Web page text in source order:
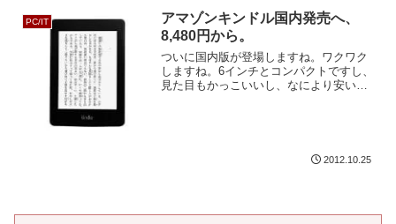
PC/IT
アマゾンキンドル国内発売へ、
8,480円から。
ついに国内版が登場しますね。ワクワク
しますね。6インチとコンパクトですし、
見た目もかっこいいし、なにより安いで
2012.10.25